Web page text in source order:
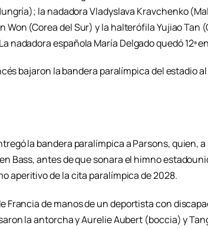
la nadadora Vladyslava Kravchenko
Won (Corea del Sur) y la halterófila Yujiao Tan
nadadora española María Delgado quedó 12ª
bajaron la bandera paralímpica del estadio al
la bandera paralímpica a Parsons, quien, a
Bass, antes de que sonara el himno
aperitivo de la cita paralímpica de 2028.
Francia de manos de un deportista con
la antorcha y Aurelie Aubert (boccia) y